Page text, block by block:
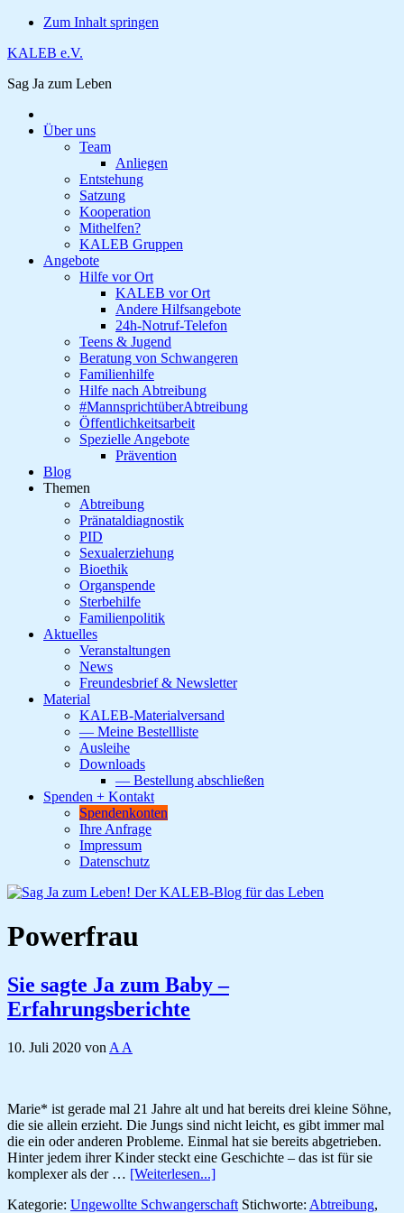
Zum Inhalt springen
KALEB e.V.
Sag Ja zum Leben
Über uns
Team
Anliegen
Entstehung
Satzung
Kooperation
Mithelfen?
KALEB Gruppen
Angebote
Hilfe vor Ort
KALEB vor Ort
Andere Hilfsangebote
24h-Notruf-Telefon
Teens & Jugend
Beratung von Schwangeren
Familienhilfe
Hilfe nach Abtreibung
#MannsprichtüberAbtreibung
Öffentlichkeitsarbeit
Spezielle Angebote
Prävention
Blog
Themen
Abtreibung
Pränataldiagnostik
PID
Sexualerziehung
Bioethik
Organspende
Sterbehilfe
Familienpolitik
Aktuelles
Veranstaltungen
News
Freundesbrief & Newsletter
Material
KALEB-Materialversand
— Meine Bestellliste
Ausleihe
Downloads
— Bestellung abschließen
Spenden + Kontakt
Spendenkonten
Ihre Anfrage
Impressum
Datenschutz
Powerfrau
Sie sagte Ja zum Baby –
Erfahrungsberichte
10. Juli 2020 von A A
Marie* ist gerade mal 21 Jahre alt und hat bereits drei kleine Söhne,
die sie allein erzieht. Die Jungs sind nicht leicht, es gibt immer mal
die ein oder anderen Probleme. Einmal hat sie bereits abgetrieben.
Hinter jedem ihrer Kinder steckt eine Geschichte – das ist für sie
komplexer als der … [Weiterlesen...]ÜberSie
Ja
Kategorie: Ungewollte Schwangerschaft Stichworte: Abtreibung,